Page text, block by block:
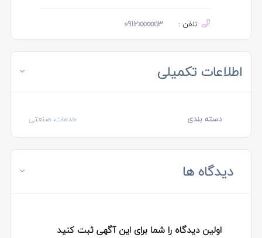
تلفن : 0912xxxxx13
اطلاعات تکمیلی
دسته بندی خدمات، صنعتی
دیدگاه ها
اولین دیدگاه را شما برای این آگهی ثبت کنید